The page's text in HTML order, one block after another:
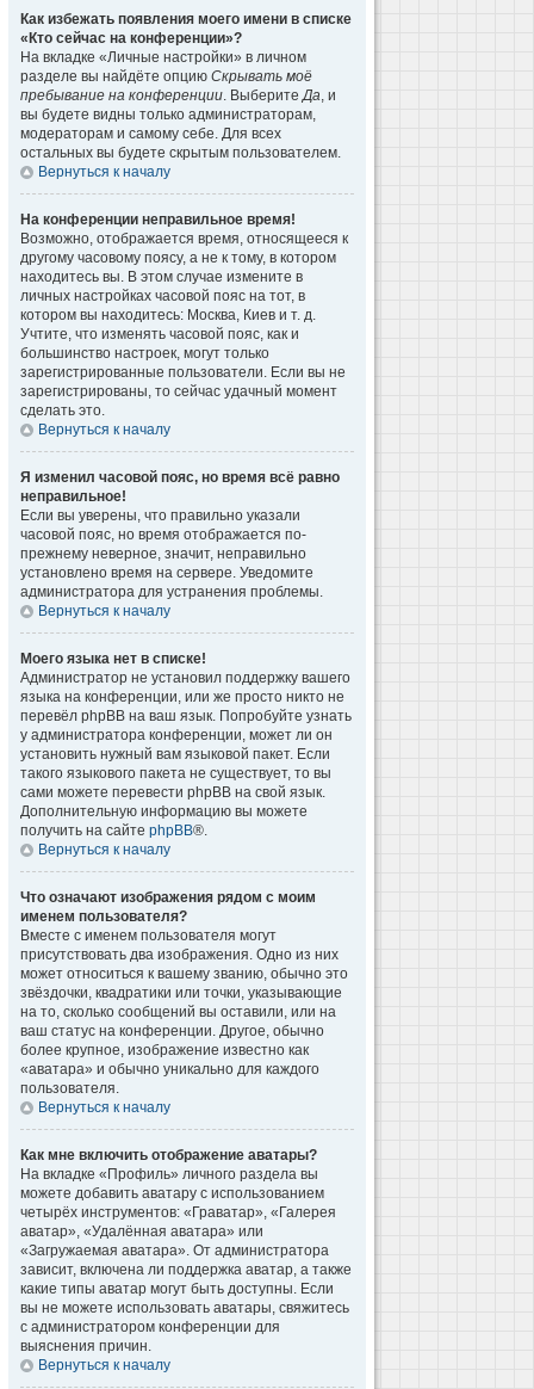
Как избежать появления моего имени в списке
«Кто сейчас на конференции»?
На вкладке «Личные настройки» в личном
разделе вы найдёте опцию Скрывать моё
пребывание на конференции. ВыберитеДа, и
вы будете видны только администраторам,
модераторам и самому себе. Для всех
остальных вы будете скрытым пользователем.
Вернуться к началу
На конференции неправильное время!
Возможно, отображается время, относящееся к
другому часовому поясу, а не к тому, в котором
находитесь вы. В этом случае измените в
личных настройках часовой пояс на тот, в
котором вы находитесь: Москва, Киев и т. д.
Учтите, что изменять часовой пояс, как и
большинство настроек, могут только
зарегистрированные пользователи. Если вы не
зарегистрированы, то сейчас удачный момент
сделать это.
Вернуться к началу
Я изменил часовой пояс, но время всё равно
неправильное!
Если вы уверены, что правильно указали
часовой пояс, но время отображается по-
прежнему неверное, значит, неправильно
установлено время на сервере. Уведомите
администратора для устранения проблемы.
Вернуться к началу
Моего языка нет в списке!
Администратор не установил поддержку вашего
языка на конференции, или же просто никто не
перевёл phpBB на ваш язык. Попробуйте узнать
у администратора конференции, может ли он
установить нужный вам языковой пакет. Если
такого языкового пакета не существует, то вы
сами можете перевести phpBB на свой язык.
Дополнительную информацию вы можете
получить на сайте phpBB®.
Вернуться к началу
Что означают изображения рядом с моим
именем пользователя?
Вместе с именем пользователя могут
присутствовать два изображения. Одно из них
может относиться к вашему званию, обычно это
звёздочки, квадратики или точки, указывающие
на то, сколько сообщений вы оставили, или на
ваш статус на конференции. Другое, обычно
более крупное, изображение известно как
«аватара» и обычно уникально для каждого
пользователя.
Вернуться к началу
Как мне включить отображение аватары?
На вкладке «Профиль» личного раздела вы
можете добавить аватару с использованием
четырёх инструментов: «Граватар», «Галерея
аватар», «Удалённая аватара» или
«Загружаемая аватара». От администратора
зависит, включена ли поддержка аватар, а также
какие типы аватар могут быть доступны. Если
вы не можете использовать аватары, свяжитесь
с администратором конференции для
выяснения причин.
Вернуться к началу